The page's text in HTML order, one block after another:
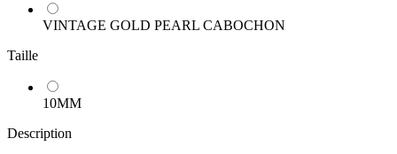
VINTAGE GOLD PEARL CABOCHON
Taille
10MM
Description